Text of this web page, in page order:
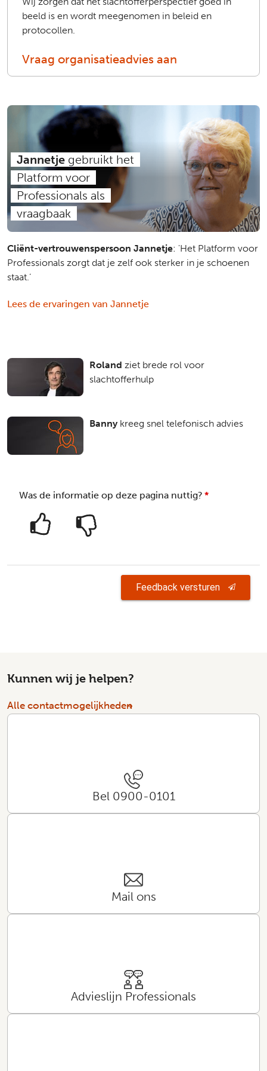
beeld is en wordt meegenomen in beleid en
protocollen.
Vraag organisatieadvies aan
Jannetje gebruikt het
Platform voor
Professionals als
vraagbaak
Cliënt-vertrouwenspersoon Jannetje: 'Het Platform voor
Professionals zorgt dat je zelf ook sterker in je schoenen
staat.’
Lees de ervaringen van Jannetje
Roland ziet brede rol voor
slachtofferhulp
Banny kreeg snel telefonisch advies
Was de informatie op deze pagina nuttig? *
Feedback versturen
Kunnen wij je helpen?
Alle contactmogelijkheden
Bel 0900-0101
Mail ons
Advieslijn Professionals